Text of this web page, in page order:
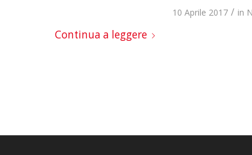
10 Aprile 2017 / in
Continua a leggere